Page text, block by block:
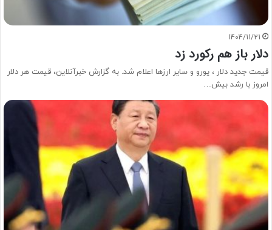
1404/11/21
دلار باز هم رکورد زد
قیمت جدید دلار ، یورو و سایر ارزها اعلام شد. به گزارش خبرآنلاین، قیمت هر دلار
امروز با رشد بیش…